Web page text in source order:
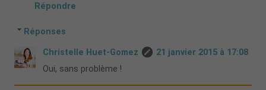
Répondre
Réponses
Christelle Huet-Gomez
21 janvier 2015 à 17:08
Oui, sans problème !